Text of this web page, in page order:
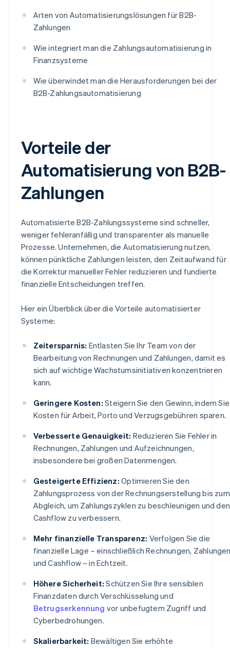
Arten von Automatisierungslösungen für B2B-
Zahlungen
Wie integriert man die Zahlungsautomatisierung in
Finanzsysteme
Wie überwindet man die Herausforderungen bei der
B2B-Zahlungsautomatisierung
Vorteile der
Automatisierung von B2B-
Zahlungen
Automatisierte B2B-Zahlungssysteme sind schneller,
weniger fehleranfällig und transparenter als manuelle
Prozesse. Unternehmen, die Automatisierung nutzen,
können pünktliche Zahlungen leisten, den Zeitaufwand für
die Korrektur manueller Fehler reduzieren und fundierte
finanzielle Entscheidungen treffen.
Hier ein Überblick über die Vorteile automatisierter
Systeme:
Zeitersparnis: Entlasten Sie Ihr Team von der
Bearbeitung von Rechnungen und Zahlungen, damit es
sich auf wichtige Wachstumsinitiativen konzentrieren
kann.
Geringere Kosten: Steigern Sie den Gewinn, indem Sie
Kosten für Arbeit, Porto und Verzugsgebühren sparen.
Verbesserte Genauigkeit: Reduzieren Sie Fehler in
Rechnungen, Zahlungen und Aufzeichnungen,
insbesondere bei großen Datenmengen.
Gesteigerte Effizienz: Optimieren Sie den
Zahlungsprozess von der Rechnungserstellung bis zum
Abgleich, um Zahlungszyklen zu beschleunigen und den
Cashflow zu verbessern.
Mehr finanzielle Transparenz: Verfolgen Sie die
finanzielle Lage – einschließlich Rechnungen,
und Cashflow – in Echtzeit.
Höhere Sicherheit: Schützen Sie Ihre sensiblen
Finanzdaten durch Verschlüsselung und
Betrugserkennung vor unbefugtem Zugriff und
Cyberbedrohungen.
Skalierbarkeit: Bewältigen Sie erhöhte